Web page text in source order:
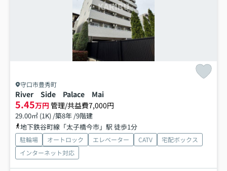
守口市豊秀町
River Side Palace Mai
5.45万円 管理/共益費7,000円
29.00㎡ (1K) /築8年 /9階建
地下鉄谷町線「太子橋今市」駅 徒歩1分
駐輪場 オートロック エレベーター CATV
宅配ボックス
インターネット対応